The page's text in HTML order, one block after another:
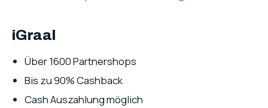
iGraal
Über 1600 Partnershops
Bis zu 90% Cashback
Cash Auszahlung möglich